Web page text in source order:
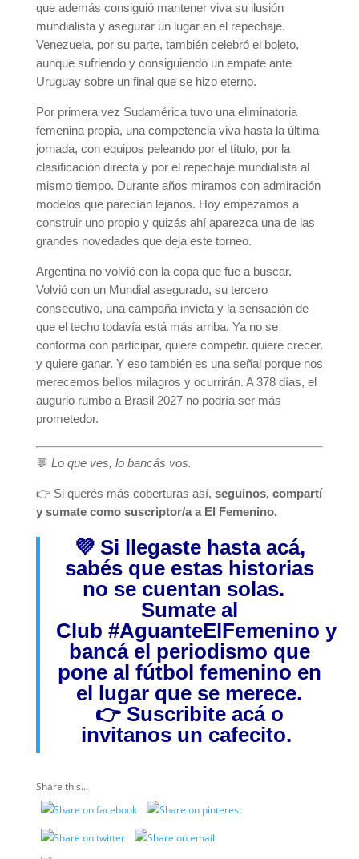
que además consiguió mantener viva su ilusión
mundialista y asegurar un lugar en el repechaje.
Venezuela, por su parte, también celebró el boleto,
aunque sufriendo y consiguiendo un empate ante
Uruguay sobre un final que se hizo eterno.
Por primera vez Sudamérica tuvo una eliminatoria
femenina propia, una competencia viva hasta la última
jornada, con equipos peleando por el título, por la
clasificación directa y por el repechaje mundialista al
mismo tiempo. Durante años miramos con admiración
modelos que parecían lejanos. Hoy empezamos a
construir uno propio y quizás ahí aparezca una de las
grandes novedades que deja este torneo.
Argentina no volvió con la copa que fue a buscar.
Volvió con un Mundial asegurado, su tercero
consecutivo, una campaña invicta y la sensación de
que el techo todavía está más arriba. Ya no se
conforma con participar, quiere competir. quiere crecer.
y quiere ganar. Y eso también es una señal porque nos
merecemos bellos milagros y ocurrirán. A 378 días, el
augurio rumbo a Brasil 2027 no podría ser más
prometedor.
💬 Lo que ves, lo bancás vos.
👉 Si querés más coberturas así, seguinos, compartí
y sumate como suscriptor/a a El Femenino.
💜 Si llegaste hasta acá,
sabés que estas historias
no se cuentan solas.
Sumate al
Club #AguanteElFemenino y
bancá el periodismo que
pone al fútbol femenino en
el lugar que se merece.
👉 Suscribite acáo
invitanos un cafecito.
Share this...